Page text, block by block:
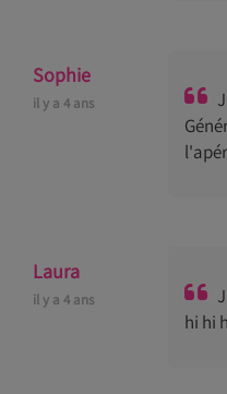
Sophie
il y a 4 ans
Laura
il y a 4 ans
hi hi